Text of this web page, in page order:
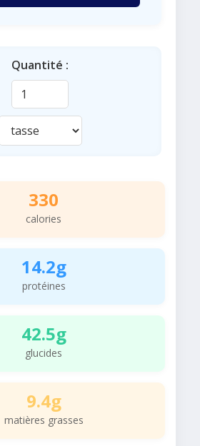
Quantité :
330
calories
14.2g
protéines
42.5g
glucides
9.4g
matières grasses